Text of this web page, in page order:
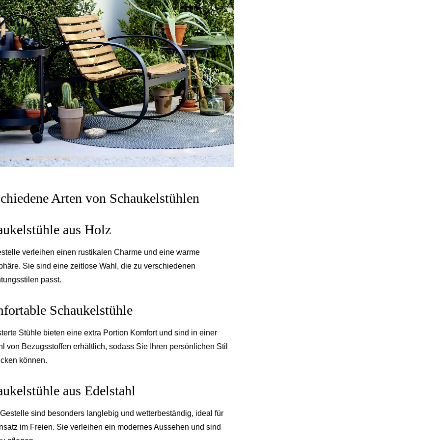
Arten von Schaukelstühlen
aus Holz
verleihen einen rustikalen Charme und eine warme
Sie sind eine zeitlose Wahl, die zu verschiedenen
passt.
Schaukelstühle
Stühle bieten eine extra Portion Komfort und sind in einer
von Bezugsstoffen erhältlich, sodass Sie Ihren persönlichen Stil
können.
aus Edelstahl
sind besonders langlebig und wetterbeständig, ideal für
im Freien. Sie verleihen ein modernes Aussehen und sind